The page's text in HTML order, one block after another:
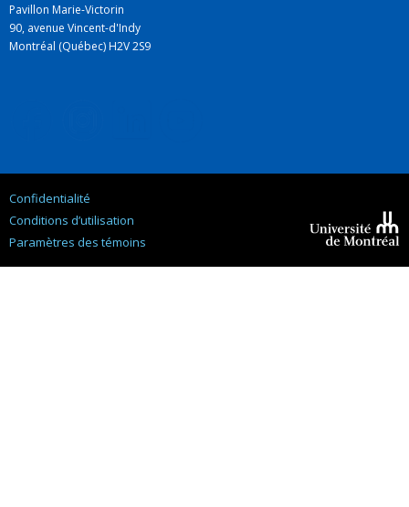
Pavillon Marie-Victorin
90, avenue Vincent-d'Indy
Montréal (Québec) H2V 2S9
Confidentialité
Conditions d’utilisation
Paramètres des témoins
Montréal